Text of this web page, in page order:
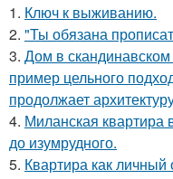
1. Ключ к выживанию.
2. "Ты обязана
3. Дом в скандинавском
пример цельного
продолжает
4. Миланская квартира
до изумрудного.
5. Квартира как